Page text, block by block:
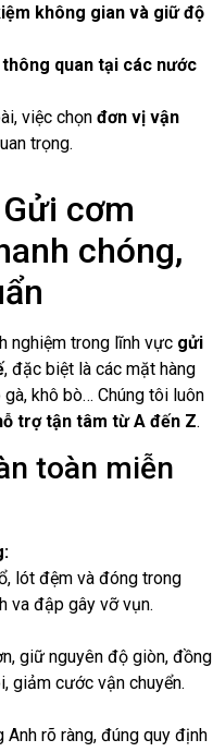
không gian và giữ độ
quan tại các nước
việc chọn đơn vị vận
trọng.
cơm
chóng,
nghiệm trong lĩnh vực gửi
, đặc biệt là các mặt hàng
khô bò… Chúng tôi luôn
trợ tận tâm từ A đến Z.
toàn miễn
lót đệm và đóng trong
va đập gây vỡ vụn.
giữ nguyên độ giòn, đồng
giảm cước vận chuyển.
rõ ràng, đúng quy định